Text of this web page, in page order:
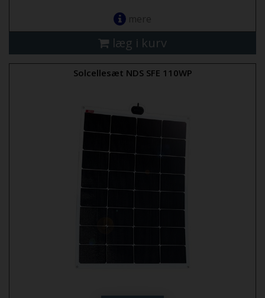
mere
læg i kurv
Solcellesæt NDS SFE 110WP